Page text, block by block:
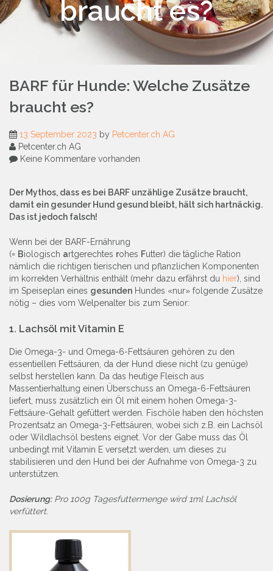
braucht es?
BARF für Hunde: Welche Zusätze
braucht es?
13 September 2023 by Petcenter.ch AG
Petcenter.ch AG
Keine Kommentare vorhanden
Der Mythos, dass es bei BARF unzählige Zusätze braucht,
damit ein gesunder Hund gesund bleibt, hält sich hartnäckig.
Das ist jedoch falsch!
Wenn bei der BARF-Ernährung
(= Biologisch artgerechtes rohes Futter) die tägliche Ration
nämlich die richtigen tierischen und pflanzlichen Komponenten
im korrekten Verhältnis enthält (mehr dazu erfährst du hier), sind
im Speiseplan eines gesunden Hundes «nur» folgende Zusätze
nötig – dies vom Welpenalter bis zum Senior:
1. Lachsöl mit Vitamin E
Die Omega-3- und Omega-6-Fettsäuren gehören zu den
essentiellen Fettsäuren, da der Hund diese nicht (zu genüge)
selbst herstellen kann. Da das heutige Fleisch aus
Massentierhaltung einen Überschuss an Omega-6-Fettsäuren
liefert, muss zusätzlich ein Öl mit einem hohen Omega-3-
Fettsäure-Gehalt gefüttert werden. Fischöle haben den höchsten
Prozentsatz an Omega-3-Fettsäuren, wobei sich z.B. ein Lachsöl
oder Wildlachsöl bestens eignet. Vor der Gabe muss das Öl
unbedingt mit Vitamin E versetzt werden, um dieses zu
stabilisieren und den Hund bei der Aufnahme von Omega-3 zu
unterstützen.
Dosierung:Pro 100g Tagesfuttermenge wird 1ml Lachsöl
verfüttert.